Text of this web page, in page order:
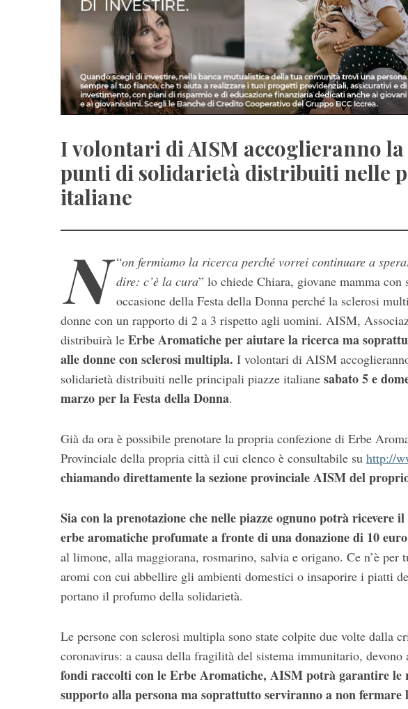
I volontari di AISM accoglieranno
punti di solidarietà distribuiti nelle
italiane
“
N
on fermiamo la ricerca perché vorrei continuare a
dire: c’è la cura” lo chiede Chiara, giovane mamma
occasione della Festa della Donna perché la sclerosi
donne con un rapporto di 2 a 3 rispetto agli uomini. AISM,
distribuirà le Erbe Aromatiche per aiutare la ricerca ma
alle donne con sclerosi multipla. I volontari di AISM
solidarietà distribuiti nelle principali piazze italiane sabato 5 e
marzo per la Festa della Donna.
Già da ora è possibile prenotare la propria confezione di Erbe
Provinciale della propria città il cui elenco è consultabile su http://
chiamando direttamente la sezione provinciale AISM del
Sia con la prenotazione che nelle piazze ognuno potrà
erbe aromatiche profumate a fronte di una donazione di 10 euro
al limone, alla maggiorana, rosmarino, salvia e origano. Ce n’è
aromi con cui abbellire gli ambienti domestici o insaporire i piatti
portano il profumo della solidarietà.
Le persone con sclerosi multipla sono state colpite due volte dalla
coronavirus: a causa della fragilità del sistema immunitario, devono
fondi raccolti con le Erbe Aromatiche, AISM potrà garantire le
supporto alla persona ma soprattutto serviranno a non fermare
S
e
a
h
f
o